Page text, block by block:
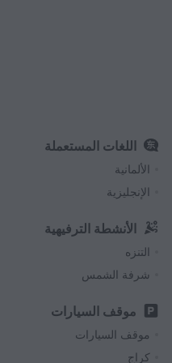
اللغات المستعملة
الألمانية
الإنجليزية
الأنشطة الترفيهية
التنزه
شرفة الشمس
موقف السيارات
موقف السيارات
كراج